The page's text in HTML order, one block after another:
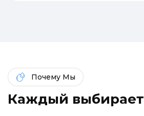
Почему Мы
Каждый выбирает